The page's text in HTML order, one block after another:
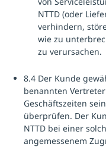
NTTD (oder
verhindern,
wie zu
zu verursachen.
8.4 Der Kunde
benannten
Geschäftszeiten
überprüfen. Der
NTTD bei einer
angemessenem